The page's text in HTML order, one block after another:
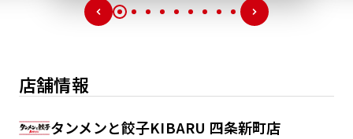
店舗情報
タンメンと餃子KIBARU 四条新町店